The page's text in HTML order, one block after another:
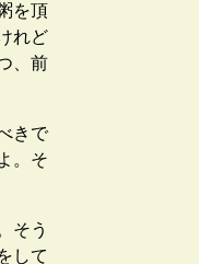
を頂
れど
、前
きで
。そ
そう
して